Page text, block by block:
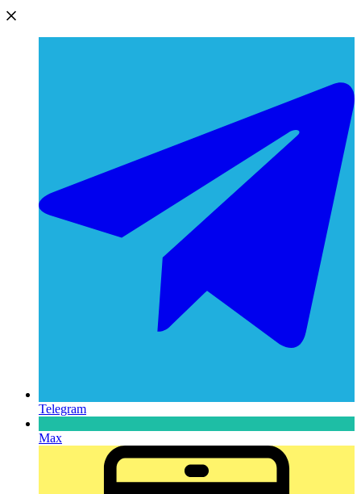
Telegram
Max